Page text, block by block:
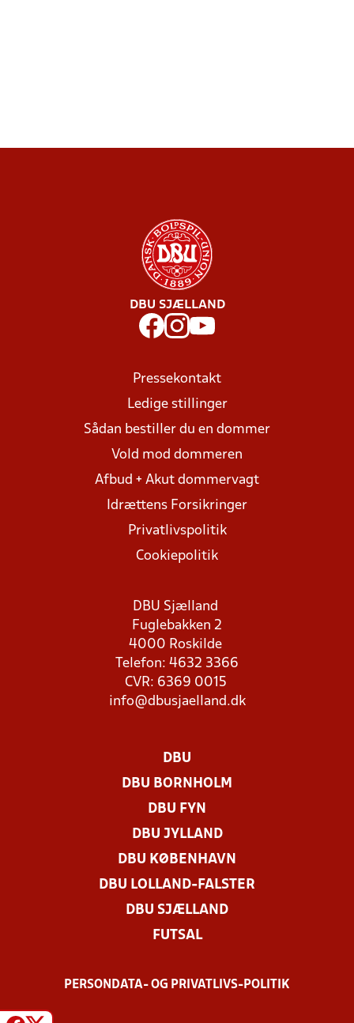
DBU SJÆLLAND
Pressekontakt
Ledige stillinger
Sådan bestiller du en dommer
Vold mod dommeren
Afbud + Akut dommervagt
Idrættens Forsikringer
Privatlivspolitik
Cookiepolitik
DBU Sjælland
Fuglebakken 2
4000 Roskilde
Telefon: 4632 3366
CVR: 6369 0015
info@dbusjaelland.dk
DBU
DBU BORNHOLM
DBU FYN
DBU JYLLAND
DBU KØBENHAVN
DBU LOLLAND-FALSTER
DBU SJÆLLAND
FUTSAL
PERSONDATA- OG PRIVATLIVS-POLITIK